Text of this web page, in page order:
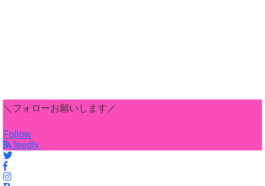
＼フォローお願いします／
Follow
feedly